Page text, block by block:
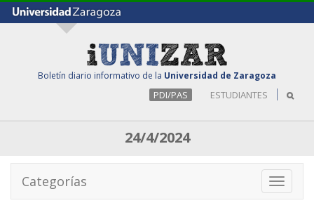
Boletín diario informativo de la Universidad de Zaragoza
PDI/PAS ESTUDIANTES
24/4/2024
Toggle
Categorías